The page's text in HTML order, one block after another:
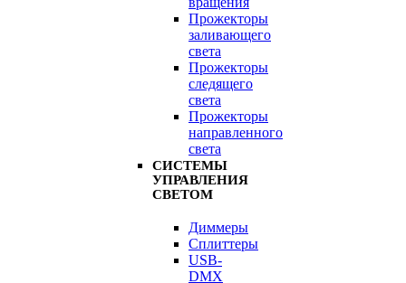
Прожекторы
заливающего
света
Прожекторы
следящего
света
Прожекторы
направленного
света
СИСТЕМЫ
УПРАВЛЕНИЯ
СВЕТОМ
Диммеры
Сплиттеры
USB-
DMX